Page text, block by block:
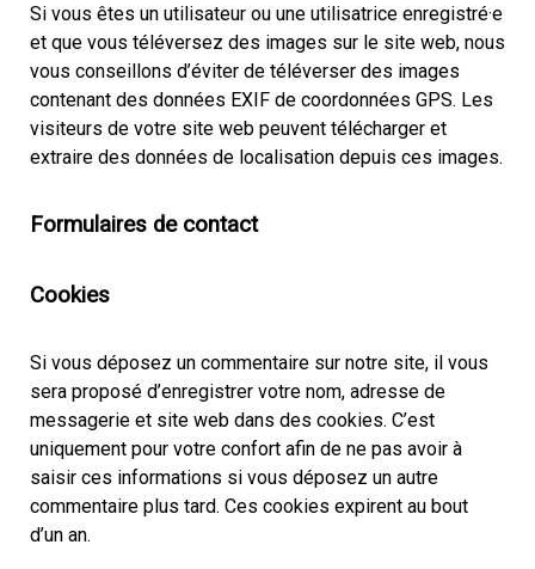
Si vous êtes un utilisateur ou une utilisatrice enregistré·e
et que vous téléversez des images sur le site web, nous
vous conseillons d’éviter de téléverser des images
contenant des données EXIF de coordonnées GPS. Les
visiteurs de votre site web peuvent télécharger et
extraire des données de localisation depuis ces images.
Formulaires de contact
Cookies
Si vous déposez un commentaire sur notre site, il vous
sera proposé d’enregistrer votre nom, adresse de
messagerie et site web dans des cookies. C’est
uniquement pour votre confort afin de ne pas avoir à
saisir ces informations si vous déposez un autre
commentaire plus tard. Ces cookies expirent au bout
d’un an.